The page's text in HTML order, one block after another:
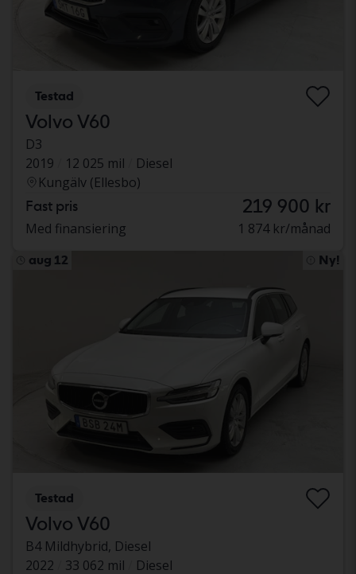
Testad
Volvo V60
D3
2019
12 025 mil
Diesel
Kungälv (Ellesbo)
Fast pris 219 900 kr
Med finansiering 1 874 kr/månad
aug 12 Ny!
Testad
Volvo V60
B4 Mildhybrid, Diesel
2022
33 062 mil
Diesel